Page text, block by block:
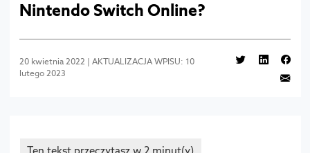
Nintendo Switch Online?
20 kwietnia 2022 | AKTUALIZACJA WPISU: 10
lutego 2023